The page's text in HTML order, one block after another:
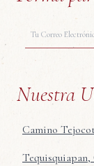
Correo
Nuestra
Camino